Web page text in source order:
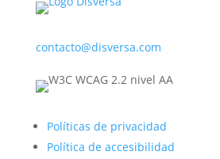
contacto@disversa.com
Políticas de privacidad
Política de accesibilidad